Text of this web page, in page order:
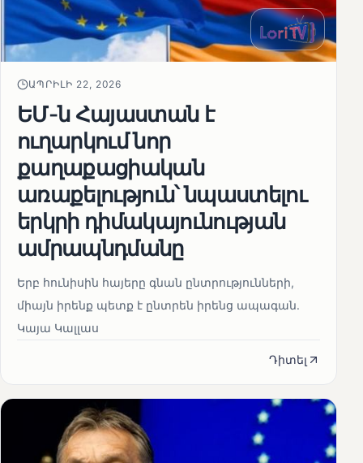
ԱՊՐԻԼԻ 22, 2026
ԵՄ-ն Հայաստան է
ուղարկում նոր
քաղաքացիական
առաքելություն՝ նպաստելու
երկրի դիմակայունության
ամրապնդմանը
Երբ հունիսին հայերը գնան ընտրությունների,
միայն իրենք պետք է ընտրեն իրենց ապագան.
Կայա Կալլաս
Դիտել